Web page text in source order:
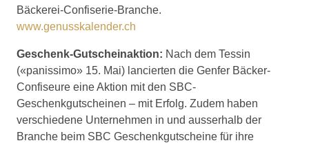
Bäckerei-Confiserie-Branche.
www.genusskalender.ch
Geschenk-Gutscheinaktion: Nach dem Tessin
(«panissimo» 15. Mai) lancierten die Genfer Bäcker-
Confiseure eine Aktion mit den SBC-
Geschenkgutscheinen – mit Erfolg. Zudem haben
verschiedene Unternehmen in und ausserhalb der
Branche beim SBC Geschenkgutscheine für ihre